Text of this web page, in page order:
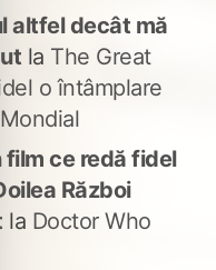
altfel decât mă
la The Great
o întâmplare
film ce redă fidel
Război
la Doctor Who